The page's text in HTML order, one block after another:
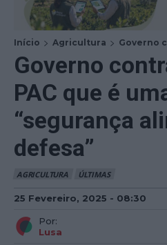
Início Agricultura Governo
Governo
PAC que é
“segurança
defesa”
AGRICULTURA ÚLTIMAS
25 Fevereiro, 2025 - 08:30
Por:
Lusa